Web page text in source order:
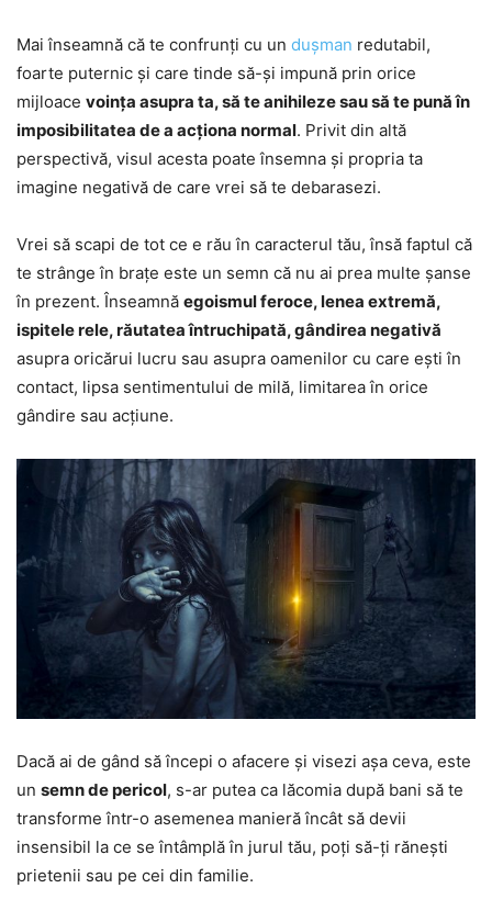
Mai înseamnă că te confrunți cu un dușman redutabil,
foarte puternic și care tinde să-și impună prin orice
mijloace voința asupra ta, să te anihileze sau să te pună în
imposibilitatea de a acționa normal. Privit din altă
perspectivă, visul acesta poate însemna și propria ta
imagine negativă de care vrei să te debarasezi.
Vrei să scapi de tot ce e rău în caracterul tău, însă faptul că
te strânge în brațe este un semn că nu ai prea multe șanse
în prezent. Înseamnă egoismul feroce, lenea extremă,
ispitele rele, răutatea întruchipată, gândirea negativă
asupra oricărui lucru sau asupra oamenilor cu care ești în
contact, lipsa sentimentului de milă, limitarea în orice
gândire sau acțiune.
Dacă ai de gând să începi o afacere și visezi așa ceva, este
un semn de pericol, s-ar putea ca lăcomia după bani să te
transforme într-o asemenea manieră încât să devii
insensibil la ce se întâmplă în jurul tău, poți să-ți rănești
prietenii sau pe cei din familie.